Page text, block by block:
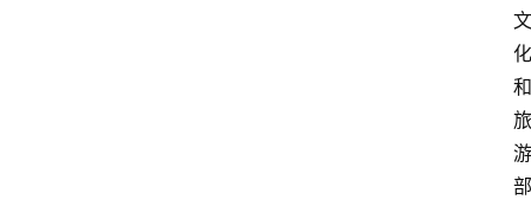
文
化
和
旅
游
部